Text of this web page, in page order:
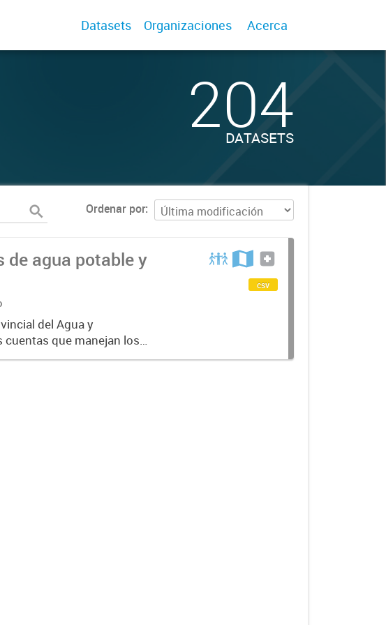
Datasets Organizaciones Acerca
204
DATASETS
Ordenar por
de agua potable y
del Agua y
cuentas que manejan los
cargo la prestación de los
csv